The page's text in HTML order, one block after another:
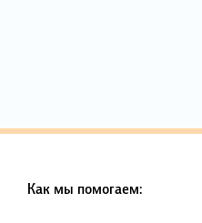
Как мы помогаем: